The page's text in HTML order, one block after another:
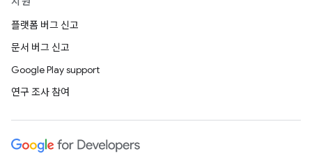
플랫폼 버그 신고
문서 버그 신고
Google Play support
연구 조사 참여